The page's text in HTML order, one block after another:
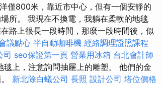
僅800米，靠近市中心，但有一個安靜的
所。 我現在不換電，我躺在柔軟的地毯
路上很長一段時間，那麼一段時間後，似
議點心 半自動咖啡機 經絡調理證照課程
司 seo保證第一頁 營業用冰箱 台北會計師
上，注意詢問抽屜上的雕塑。 他們的金
新北除白蟻公司 長照 設計公司 塔位價格